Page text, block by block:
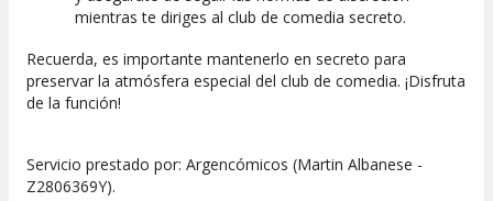
mientras te diriges al club de comedia secreto.
Recuerda, es importante mantenerlo en secreto para
preservar la atmósfera especial del club de comedia. ¡Disfruta
de la función!
Servicio prestado por: Argencómicos (Martin Albanese -
Z2806369Y).